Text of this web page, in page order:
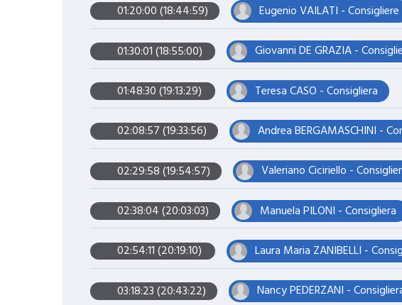
01:20:00 (18:44:59) Eugenio VAILATI - Consigliere
01:30:01 (18:55:00) Giovanni DE GRAZIA -
01:48:30 (19:13:29) Teresa CASO - Consigliera
02:08:57 (19:33:56) Andrea BERGAMASCHINI -
02:29:58 (19:54:57) Valeriano Ciciriello -
02:38:04 (20:03:03) Manuela PILONI - Consigliera
02:54:11 (20:19:10) Laura Maria ZANIBELLI -
03:18:23 (20:43:22) Nancy PEDERZANI -